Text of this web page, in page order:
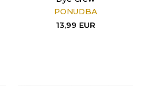
PONUDBA
13,99 EUR